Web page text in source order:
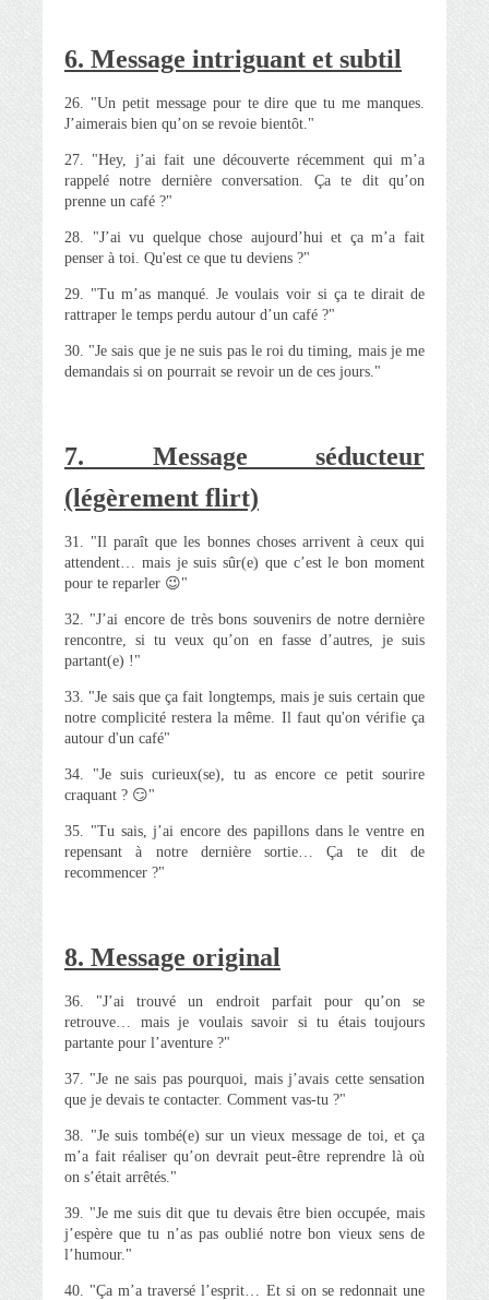
6. Message intriguant et subtil
26. "Un petit message pour te dire que tu me manques.
J’aimerais bien qu’on se revoie bientôt."
27. "Hey, j’ai fait une découverte récemment qui m’a
rappelé notre dernière conversation. Ça te dit qu’on
prenne un café ?"
28. "J’ai vu quelque chose aujourd’hui et ça m’a fait
penser à toi. Qu'est ce que tu deviens ?"
29. "Tu m’as manqué. Je voulais voir si ça te dirait de
rattraper le temps perdu autour d’un café ?"
30. "Je sais que je ne suis pas le roi du timing, mais je me
demandais si on pourrait se revoir un de ces jours."
7. Message séducteur
(légèrement flirt)
31. "Il paraît que les bonnes choses arrivent à ceux qui
attendent… mais je suis sûr(e) que c’est le bon moment
pour te reparler 😉"
32. "J’ai encore de très bons souvenirs de notre dernière
rencontre, si tu veux qu’on en fasse d’autres, je suis
partant(e) !"
33. "Je sais que ça fait longtemps, mais je suis certain que
notre complicité restera la même. Il faut qu'on vérifie ça
autour d'un café"
34. "Je suis curieux(se), tu as encore ce petit sourire
craquant ? 😏"
35. "Tu sais, j’ai encore des papillons dans le ventre en
repensant à notre dernière sortie… Ça te dit de
recommencer ?"
8. Message original
36. "J’ai trouvé un endroit parfait pour qu’on se
retrouve… mais je voulais savoir si tu étais toujours
partante pour l’aventure ?"
37. "Je ne sais pas pourquoi, mais j’avais cette sensation
que je devais te contacter. Comment vas-tu ?"
38. "Je suis tombé(e) sur un vieux message de toi, et ça
m’a fait réaliser qu’on devrait peut-être reprendre là où
on s’était arrêtés."
39. "Je me suis dit que tu devais être bien occupée, mais
j’espère que tu n’as pas oublié notre bon vieux sens de
l’humour."
40. "Ça m’a traversé l’esprit… Et si on se redonnait une